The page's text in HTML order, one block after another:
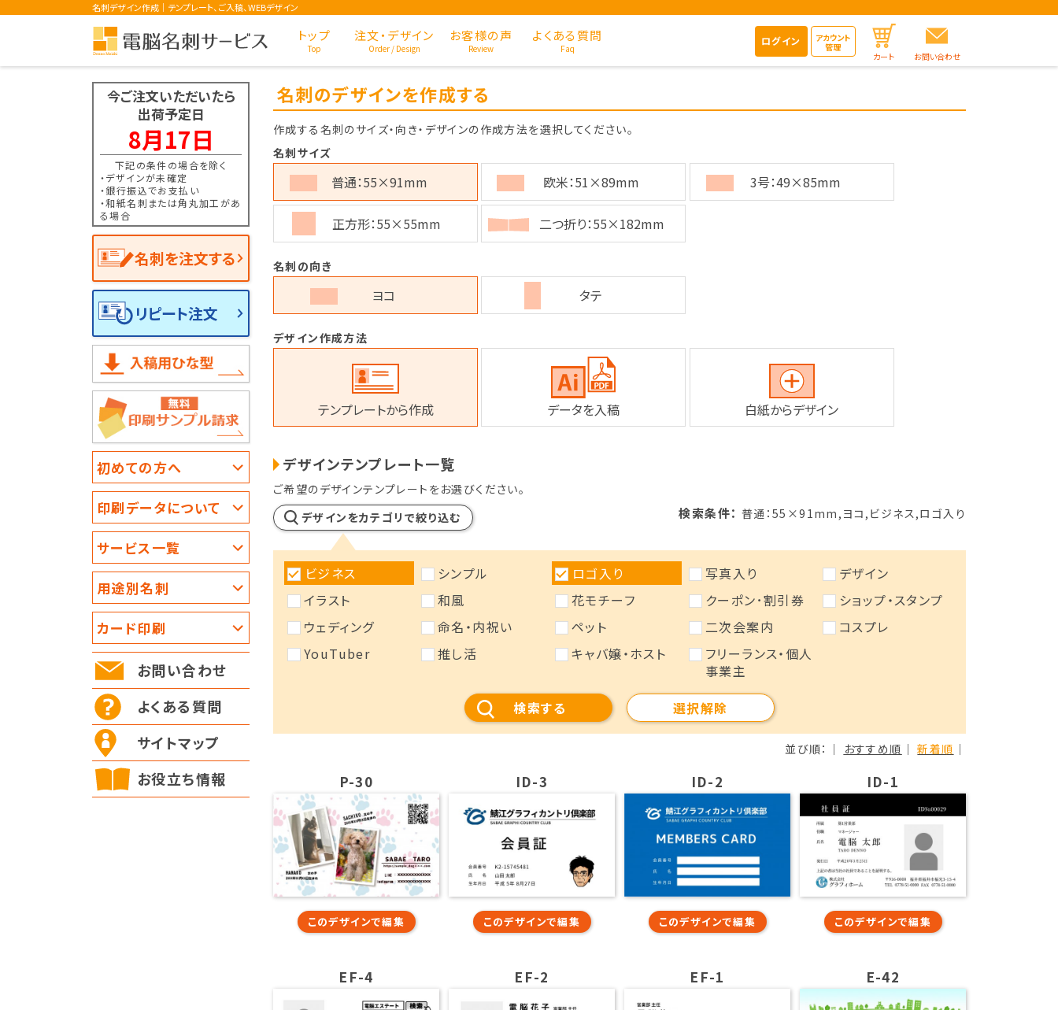
名刺デザイン作成｜テンプレート、ご入稿、WEBデザイン
トップ
Top
注文・デザイン
Order / Design
お客様の声
Review
よくある質問
Faq
ログイン
アカウント
管理
カート
お問い合わせ
名刺のデザインを作成する
作成する名刺のサイズ・向き・デザインの作成方法を選択してください。
名刺サイズ
普通：55×91mm 欧米：51×89mm 3号：49×85mm
正方形：55×55mm 二つ折り：55×182mm
名刺の向き
ヨコ タテ
デザイン作成方法
テンプレートから作成 データを入稿 白紙からデザイン
デザインテンプレート一覧
ご希望のデザインテンプレートをお選びください。
デザインをカテゴリで絞り込む
検索条件： 普通：55×91mm , ヨコ , ビジネス,ロゴ入り
ビジネス シンプル ロゴ入り 写真入り
デザイン
イラスト
和風 花モチーフ クーポン･割引券
ショップ・スタンプ
ウェディング
命名・内祝い ペット 二次会案内
コスプレ
YouTuber
推し活 キャバ嬢・ホスト
フリーランス・個人
事業主
検索する
選択解除
並び順：｜ おすすめ順 ｜新着順 ｜
P-30
このデザインで編集
ID-3
このデザインで編集
ID-2
このデザインで編集
ID-1
このデザインで編集
EF-4 EF-2 EF-1 E-42
今ご注文いただいたら
出荷予定日
8月17日
下記の条件の場合を除く
・デザインが未確定
・銀行振込でお支払い
・和紙名刺または角丸加工があ
る場合
名刺を注文する
リピート注文
初めての方へ
印刷データについて
サービス一覧
用途別名刺
カード印刷
お問い合わせ
よくある質問
サイトマップ
お役立ち情報